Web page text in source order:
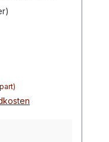
Wasser –
erfolgte für 3
für zwei